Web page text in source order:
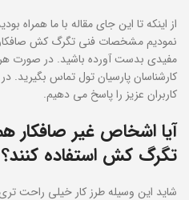
از اینکه تا این جای مقاله با ما همراه
نمودیم مشخصات فنی تگرگ کش
مفیدی بدست آورده باشید. در صورت
کارشناسان پارسیان تول تماس بگیرید.
کاربران عزیز را پاسخ می دهیم.
آیا اشخاص غیر صافکار هم
تگرگ کش استفاده کنند؟
شاید این وسیله طرز کار خیلی راحت